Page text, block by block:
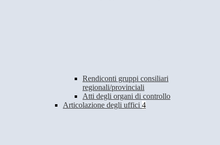
Rendiconti gruppi consiliari
regionali/provinciali
Atti degli organi di controllo
Articolazione degli uffici 4